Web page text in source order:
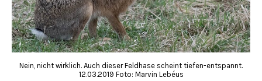
Nein, nicht wirklich. Auch dieser Feldhase scheint tiefen-entspannt.
12.03.2019 Foto: Marvin Lebéus